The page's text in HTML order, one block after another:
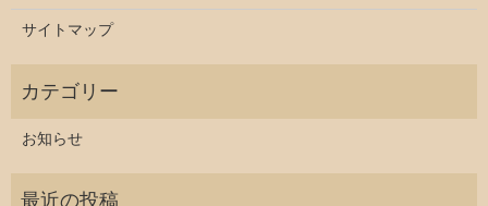
サイトマップ
お知らせ